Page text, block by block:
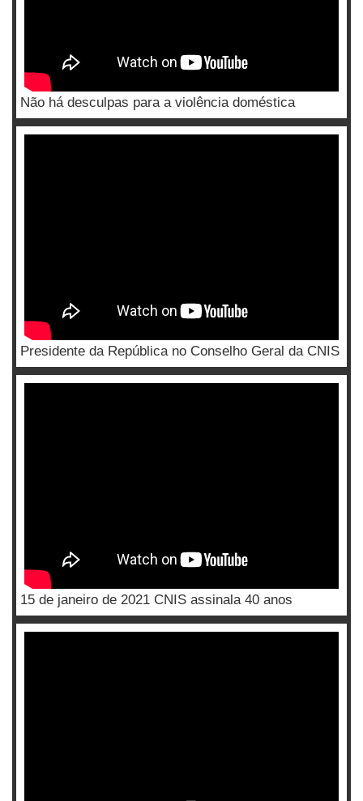
Não há desculpas para a violência doméstica
Presidente da República no Conselho Geral da CNIS
15 de janeiro de 2021 CNIS assinala 40 anos